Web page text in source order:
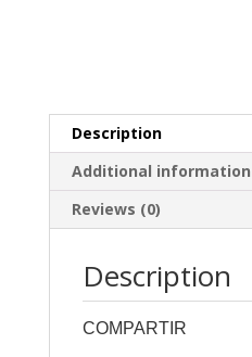
Description
Additional information
Reviews (0)
Description
COMPARTIR